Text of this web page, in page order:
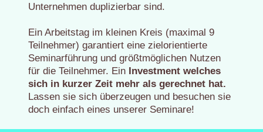
Unternehmen duplizierbar sind.
Ein Arbeitstag im kleinen Kreis (maximal 9
Teilnehmer) garantiert eine zielorientierte
Seminarführung und größtmöglichen Nutzen
für die Teilnehmer. Ein Investment welches
sich in kurzer Zeit mehr als gerechnet hat.
Lassen sie sich überzeugen und besuchen sie
doch einfach eines unserer Seminare!